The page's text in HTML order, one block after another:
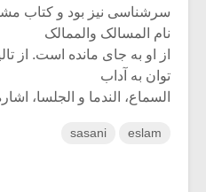
سرشناسی نیز بود و کتاب
نام المسالک والممالک
از او به جای مانده است. از
توان به آداب
السماع، الندما و الجلسا،
eslam
sasani